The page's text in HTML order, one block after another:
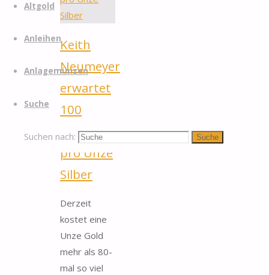
Altgold
Anleihen
Anlagemünzen
Suche
Suchen nach: Suche
Keith
Neumeyer
erwartet
100
Dollar
pro Unze
Silber
Derzeit
kostet eine
Unze Gold
mehr als 80-
mal so viel